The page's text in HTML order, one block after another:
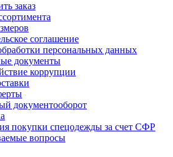
заказ
соглашение
персональных данных
документы
коррупции
документооборот
покупки спецодежды за счет СФР
вопросы